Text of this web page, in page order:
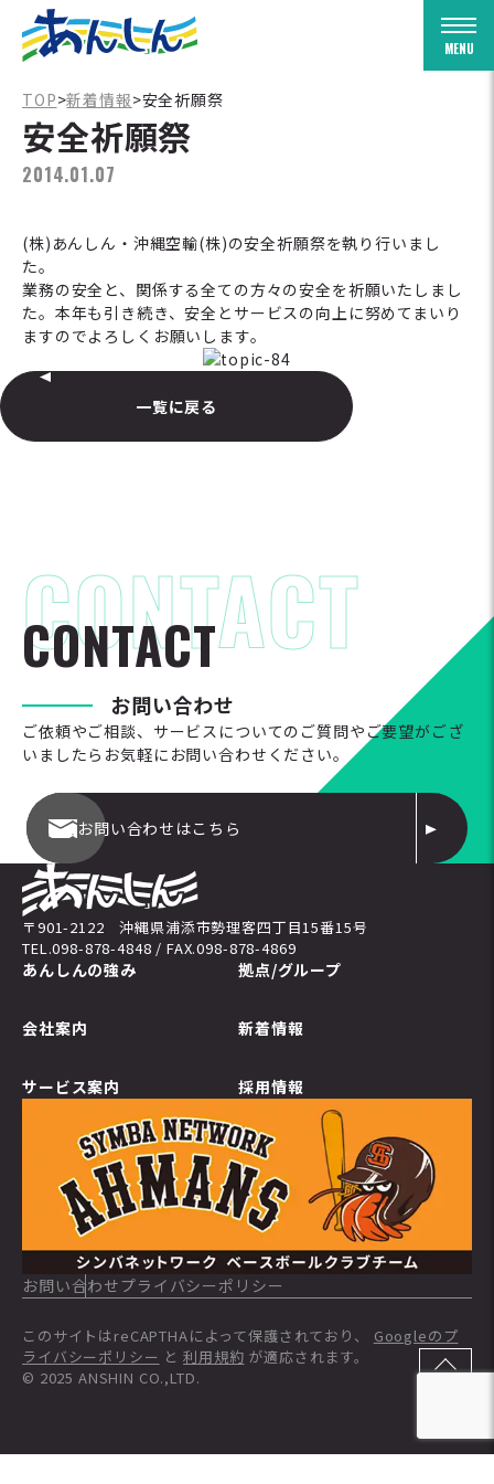
TOP>新着情報>安全祈願祭
安全祈願祭
2014.01.07
(株)あんしん・沖縄空輸(株)の安全祈願祭を執り行いまし
た。
業務の安全と、関係する全ての方々の安全を祈願いたしまし
た。本年も引き続き、安全とサービスの向上に努めてまいり
ますのでよろしくお願いします。
一覧に戻る
CONTACT
お問い合わせ
ご依頼やご相談、サービスについてのご質問やご要望がござ
いましたらお気軽にお問い合わせください。
お問い合わせはこちら
〒901-2122 沖縄県浦添市勢理客四丁目15番15号
TEL.098-878-4848 / FAX.098-878-4869
あんしんの強み
会社案内
サービス案内
拠点/グループ
新着情報
採用情報
お問い合わせプライバシーポリシー
このサイトはreCAPTHAによって保護されており、 Googleのプ
ライバシーポリシー と利用規約 が適応されます。
© 2025 ANSHIN CO.,LTD.